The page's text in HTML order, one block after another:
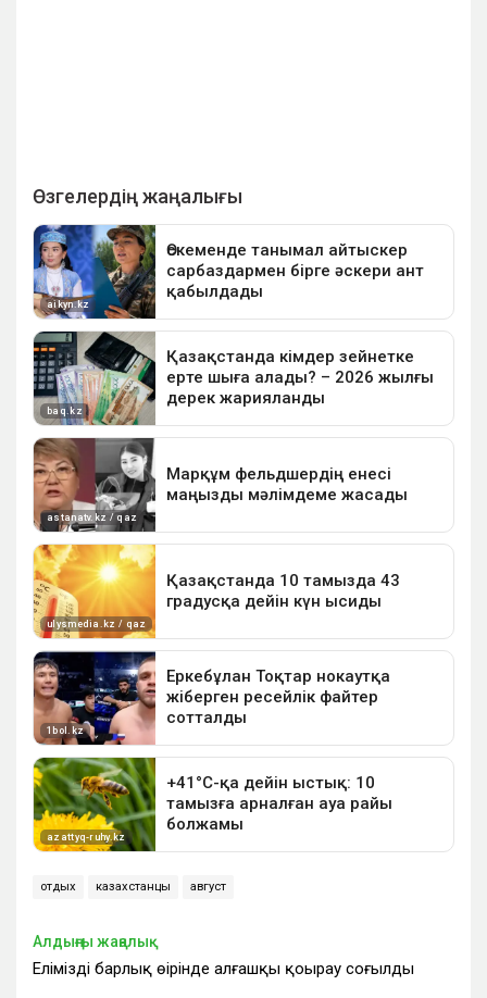
отдых казахстанцы август
Алдыңғы жаңалық
Еліміздің барлық өңірінде алғашқы қоңырау соғылды